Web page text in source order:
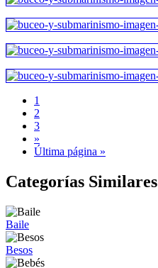
1
2
3
»
Última página »
Categorías Similares
Baile
Besos